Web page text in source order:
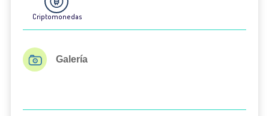
Criptomonedas
Galería